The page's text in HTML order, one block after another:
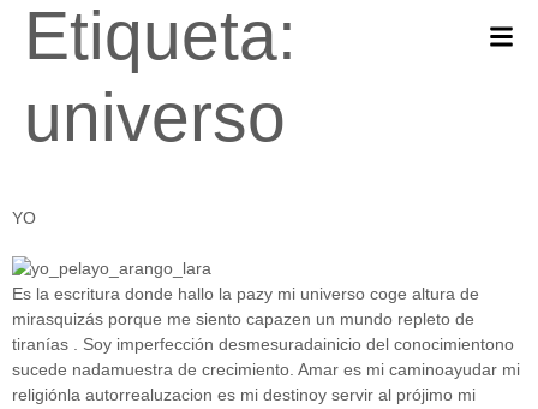
Etiqueta:
universo
YO
Es la escritura donde hallo la pazy mi universo coge altura de
mirasquizás porque me siento capazen un mundo repleto de
tiranías . Soy imperfección desmesuradainicio del conocimientono
sucede nadamuestra de crecimiento. Amar es mi caminoayudar mi
religiónla autorrealuzacion es mi destinoy servir al prójimo mi